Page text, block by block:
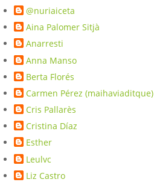
@nuriaiceta
Aina Palomer Sitjà
Anarresti
Anna Manso
Berta Florés
Carmen Pérez (maihaviaditque)
Cris Pallarès
Cristina Díaz
Esther
Leulvc
Liz Castro